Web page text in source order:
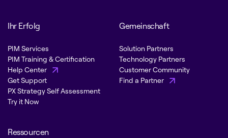
Ihr Erfolg
PIM Services
PIM Training & Certification
Help Center
Get Support
PX Strategy Self Assessment
Try it Now
Gemeinschaft
Solution Partners
Technology Partners
Customer Community
Find a Partner
Ressourcen